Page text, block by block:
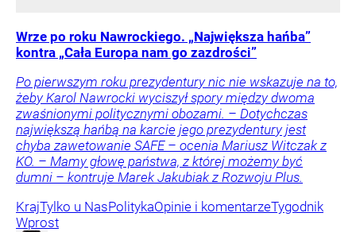
Wrze po roku Nawrockiego. „Największa hańba”
kontra „Cała Europa nam go zazdrości”
Po pierwszym roku prezydentury nic nie wskazuje na to,
żeby Karol Nawrocki wyciszył spory między dwoma
zwaśnionymi politycznymi obozami. – Dotychczas
największą hańbą na karcie jego prezydentury jest
chyba zawetowanie SAFE – ocenia Mariusz Witczak z
KO. – Mamy głowę państwa, z której możemy być
dumni – kontruje Marek Jakubiak z Rozwoju Plus.
KrajTylko u NasPolitykaOpinie i komentarzeTygodnik
Wprost